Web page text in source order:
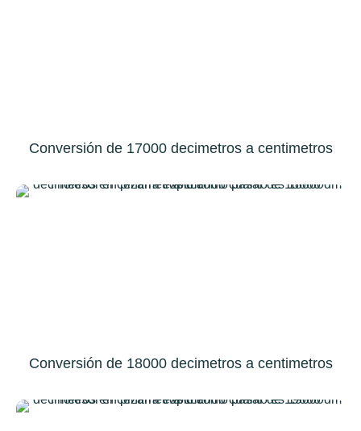
Conversión de 17000 decimetros a centimetros
Conversión de 18000 decimetros a centimetros